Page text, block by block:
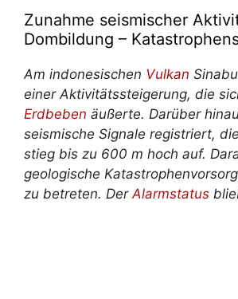
Zunahme seismischer
Dombildung –
Am indonesischen Vulkan
einer Aktivitätssteigerung, die
Erdbeben äußerte. Darüber
seismische Signale registriert,
stieg bis zu 600 m hoch auf.
geologische
zu betreten. DerAlarmstatus